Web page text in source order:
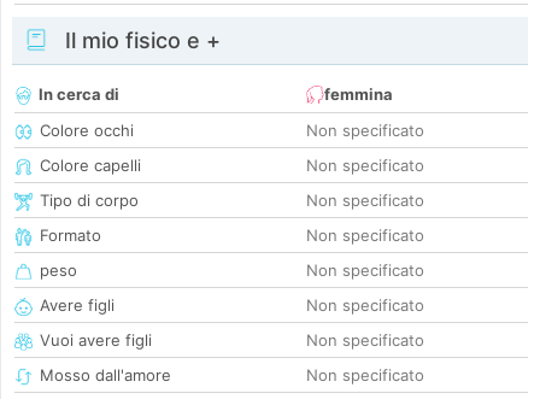
Il mio fisico e +
In cerca di
femmina
Colore occhi
Non specificato
Colore capelli
Non specificato
Tipo di corpo
Non specificato
Formato
Non specificato
peso
Non specificato
Avere figli
Non specificato
Vuoi avere figli
Non specificato
Mosso dall'amore
Non specificato